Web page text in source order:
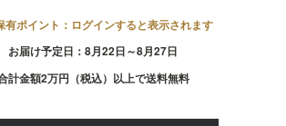
有ポイント：ログインすると表示されます
お届け予定日：8月22日～8月27日
計金額2万円（税込）以上で送料無料